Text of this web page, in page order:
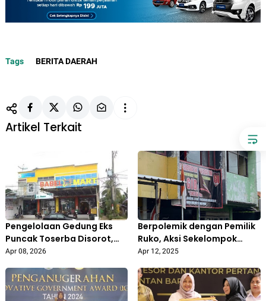
Tags BERITA DAERAH
Artikel Terkait
Pengelolaan Gedung Eks
Puncak Toserba Disorot,
DPRD Pertanyakan Aspek
Aset Daerah
Apr 08, 2026
Berpolemik dengan Pemilik
Ruko, Aksi Sekelompok
Oknum Ormas GIBAS Buat
Resah
Apr 12, 2025